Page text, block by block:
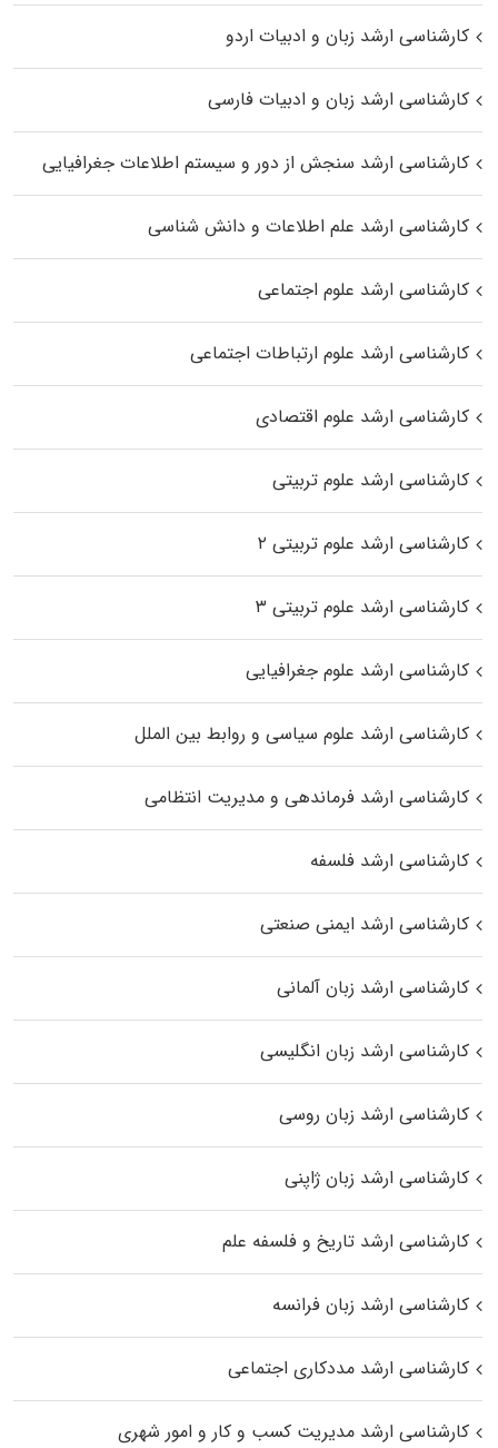
کارشناسی ارشد زبان و ادبیات اردو
کارشناسی ارشد زبان و ادبیات فارسی
کارشناسی ارشد سنجش از دور و سیستم اطلاعات جغرافیایی
کارشناسی ارشد علم اطلاعات و دانش شناسی
کارشناسی ارشد علوم اجتماعی
کارشناسی ارشد علوم ارتباطات اجتماعی
کارشناسی ارشد علوم اقتصادی
کارشناسی ارشد علوم تربیتی
کارشناسی ارشد علوم تربیتی ۲
کارشناسی ارشد علوم تربیتی ۳
کارشناسی ارشد علوم جغرافیایی
کارشناسی ارشد علوم سیاسی و روابط بین الملل
کارشناسی ارشد فرماندهی و مدیریت انتظامی
کارشناسی ارشد فلسفه
کارشناسی ارشد ایمنی صنعتی
کارشناسی ارشد زبان آلمانی
کارشناسی ارشد زبان انگلیسی
کارشناسی ارشد زبان روسی
کارشناسی ارشد زبان ژاپنی
کارشناسی ارشد تاریخ و فلسفه علم
کارشناسی ارشد زبان فرانسه
کارشناسی ارشد مددکاری اجتماعی
کارشناسی ارشد مدیریت کسب و کار و امور شهری